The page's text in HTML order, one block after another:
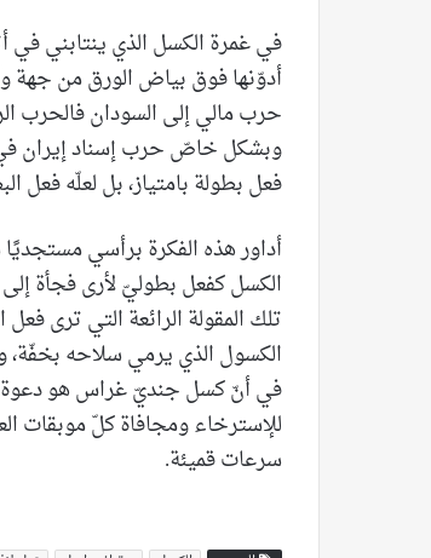
في غمرة الكسل الذي ينتابني في
أدوّنها فوق بياض الورق من جهة
حرب مالي إلى السودان فالحرب
وبشكل خاصّ حرب إسناد إيران في
فعل بطولة بامتياز، بل لعلّه فعل
أداور هذه الفكرة برأسي
الكسل كفعل بطوليّ لأرى فجأة
تلك المقولة الرائعة التي ترى
الكسول الذي يرمي سلاحه بخفّة،
في أنّ كسل جنديّ غراس هو دعوة
للإسترخاء ومجافاة كلّ موبقات
سرعات قميئة.